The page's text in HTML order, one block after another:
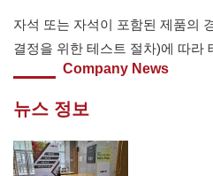
자석 또는 자석이 포함된 제품의
결정을 위한 테스트 절차)에 따라
Company News
뉴스 정보